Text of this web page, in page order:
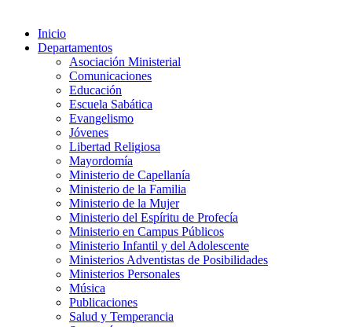
Inicio
Departamentos
Asociación Ministerial
Comunicaciones
Educación
Escuela Sabática
Evangelismo
Jóvenes
Libertad Religiosa
Mayordomía
Ministerio de Capellanía
Ministerio de la Familia
Ministerio de la Mujer
Ministerio del Espíritu de Profecía
Ministerio en Campus Públicos
Ministerio Infantil y del Adolescente
Ministerios Adventistas de Posibilidades
Ministerios Personales
Música
Publicaciones
Salud y Temperancia